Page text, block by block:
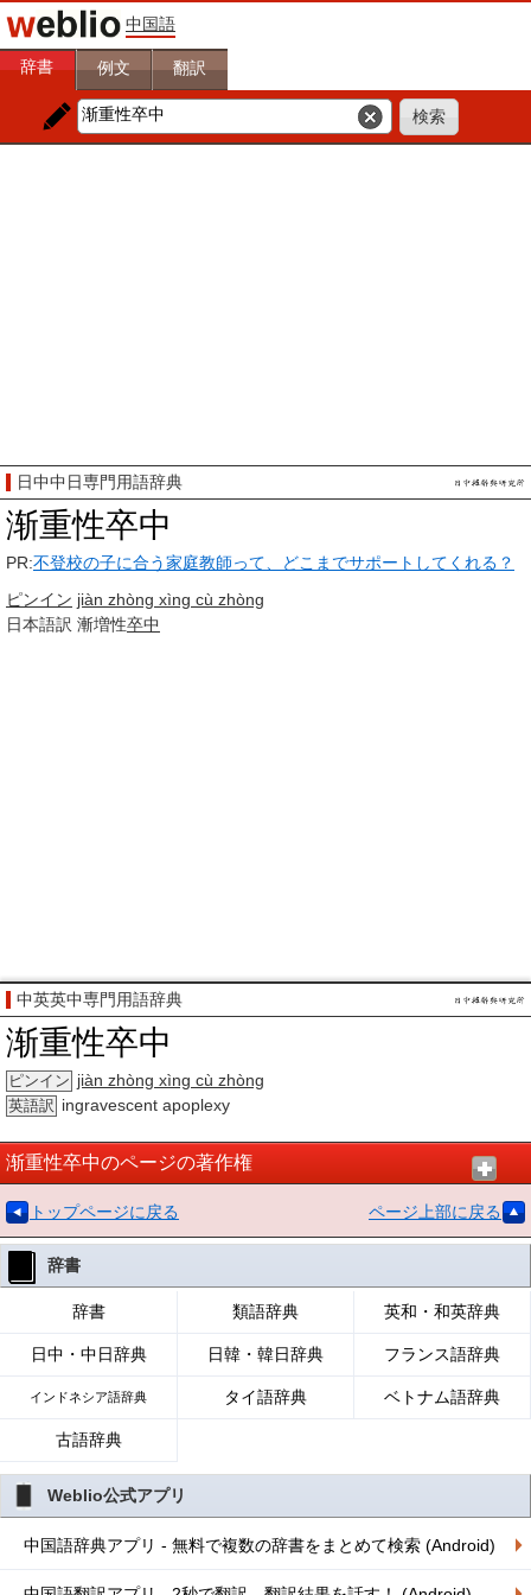
中国語
辞書 例文 翻訳
日中中日専門用語辞典
渐重性卒中
PR:不登校の子に合う家庭教師って、どこまでサポートしてくれる？
ピンイン jiàn zhòng xìng cù zhòng
日本語訳 漸増性卒中
中英英中専門用語辞典
渐重性卒中
ピンイン jiàn zhòng xìng cù zhòng
英語訳 ingravescent apoplexy
渐重性卒中のページの著作権
トップページに戻る ページ上部に戻る
辞書
辞書 類語辞典 英和・和英辞典
日中・中日辞典 日韓・韓日辞典 フランス語辞典
インドネシア語辞典 タイ語辞典 ベトナム語辞典
古語辞典
Weblio公式アプリ
中国語辞典アプリ - 無料で複数の辞書をまとめて検索 (Android)